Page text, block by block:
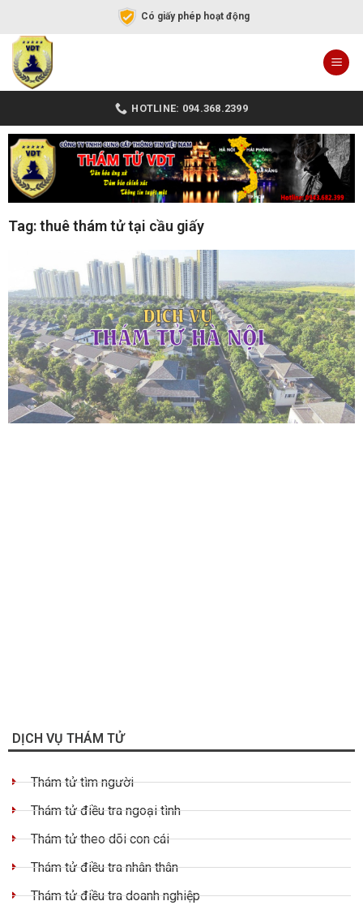
Có giấy phép hoạt động
HOTLINE: 094.368.2399
Tag: thuê thám tử tại cầu giấy
DỊCH VỤ THÁM TỬ
Thám tử tìm người
Thám tử điều tra ngoại tình
Thám tử theo dõi con cái
Thám tử điều tra nhân thân
Thám tử điều tra doanh nghiệp